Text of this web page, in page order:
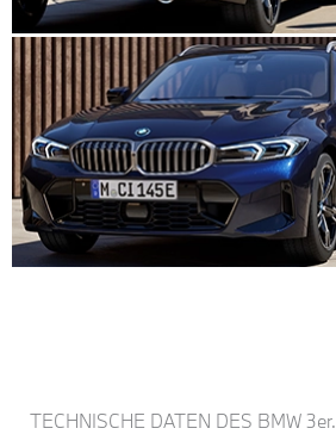
TECHNISCHE DATEN DES BMW 3er.